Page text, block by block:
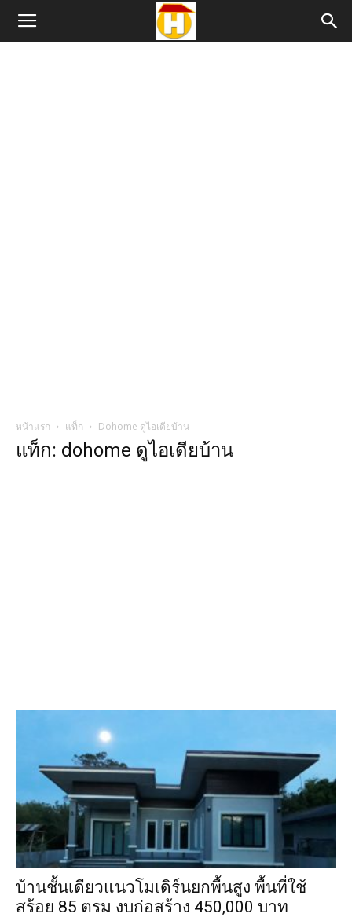
หน้าแรก แท็ก Dohome ดูไอเดียบ้าน
แท็ก: dohome ดูไอเดียบ้าน
บ้านชั้นเดียวแนวโมเดิร์นยกพื้นสูง พื้นที่ใช้
สร้อย 85 ตรม งบก่อสร้าง 450,000 บาท